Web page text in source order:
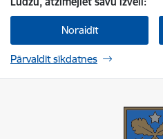
Noraidīt
Pārvaldīt sīkdatnes